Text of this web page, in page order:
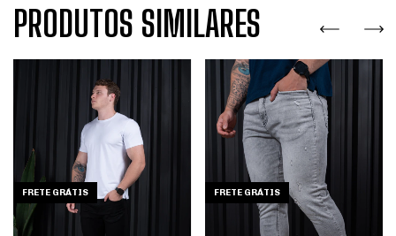
PRODUTOS SIMILARES
FRETE GRÁTIS FRETE GRÁTIS